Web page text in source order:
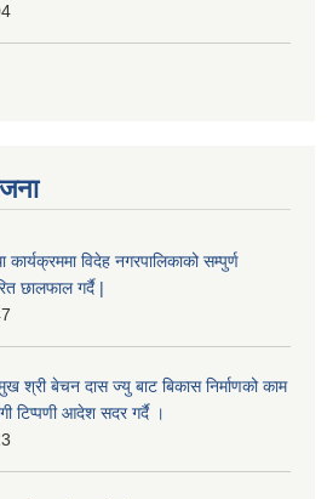
कार्यक्रममा विदेह नगरपालिकाको सम्पुर्ण
छालफाल गर्दै |
श्री बेचन दास ज्यु बाट बिकास निर्माणको काम
टिप्पणी आदेश सदर गर्दै ।